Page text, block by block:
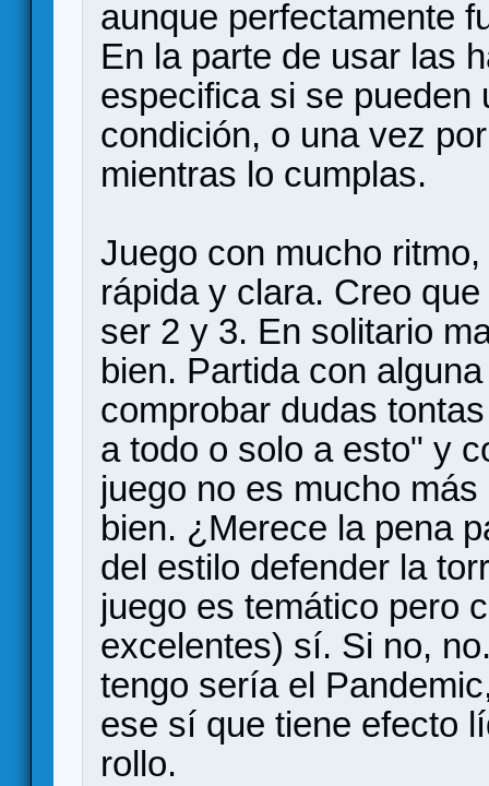
aunque perfectamente
En la parte de usar las
especifica si se pueden
condición, o una vez
mientras lo cumplas.
Juego con mucho
rápida y clara. Creo
ser 2 y 3. En solitario
bien. Partida con
comprobar dudas
a todo o solo a esto" y
juego no es mucho
bien. ¿Merece la pena
del estilo defender la
juego es temático pero
excelentes) sí. Si no,
tengo sería el
ese sí que tiene efecto
rollo.